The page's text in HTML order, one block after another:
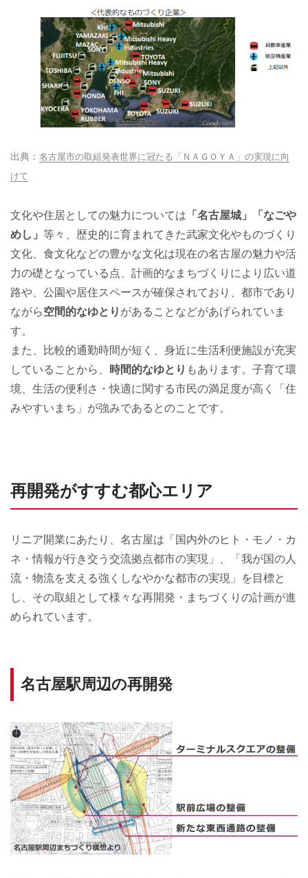
名古屋市の取組発表世界に冠たる「ＮＡＧＯＹＡ」の実現に向
けて
文化や住居としての魅力については 「名古屋城」「なごや
めし」 等々、歴史的に育まれてきた武家文化やものづくり
文化、食文化などの豊かな文化は現在の名古屋の魅力や活
力の礎となっている点、計画的なまちづくりにより広い道
路や、公園や居住スペースが確保されており、都市であり
ながら空間的なゆとり があることなどがあげられていま
す。
また、比較的通勤時間が短く、身近に生活利便施設が充実
していることから、
時間的なゆとり もあります。子育て環
境、生活の便利さ・快適に関する市民の満足度が高く「住
みやすいまち」が強みであるとのことです。
再開発がすすむ都心エリア
リニア開業にあたり、名古屋は「国内外のヒト・モノ・カ
ネ・情報が行き交う交流拠点都市の実現」、「我が国の人
流・物流を支える強くしなやかな都市の実現」を目標と
し、その取組として様々な再開発・まちづくりの計画が進
められています。
名古屋駅周辺の再開発